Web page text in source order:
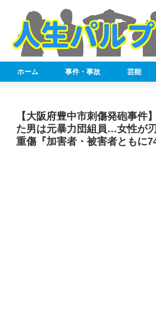
ホーム 事件・事故 芸能
【大阪府豊中市刺傷発砲事件
た男は元暴力団組員…女性が
重傷『加害者・被害者ともに74